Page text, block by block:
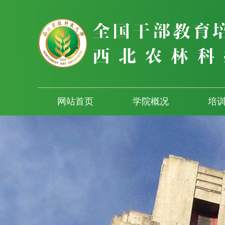
网站首页 学院概况 培